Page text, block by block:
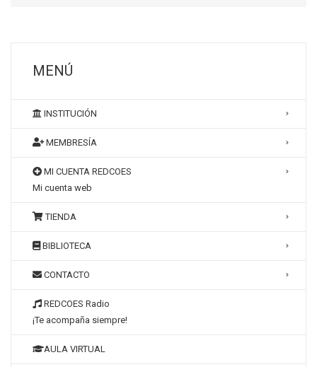
MENÚ
INSTITUCIÓN
MEMBRESÍA
MI CUENTA REDCOES
Mi cuenta web
TIENDA
BIBLIOTECA
CONTACTO
REDCOES Radio
¡Te acompaña siempre!
AULA VIRTUAL